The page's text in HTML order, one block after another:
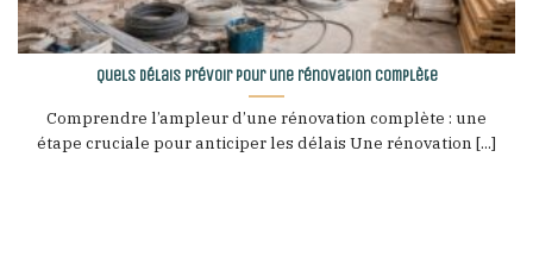
Quels délais prévoir pour une rénovation complète
Comprendre l’ampleur d’une rénovation complète : une
étape cruciale pour anticiper les délais Une rénovation [...]